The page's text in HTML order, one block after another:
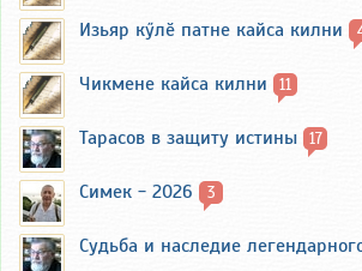
Изьяр кӳлӗ патне кайса килни
Чикмене кайса килни 11
Тарасов в защиту истины 17
Симек - 2026 3
Судьба и наследие